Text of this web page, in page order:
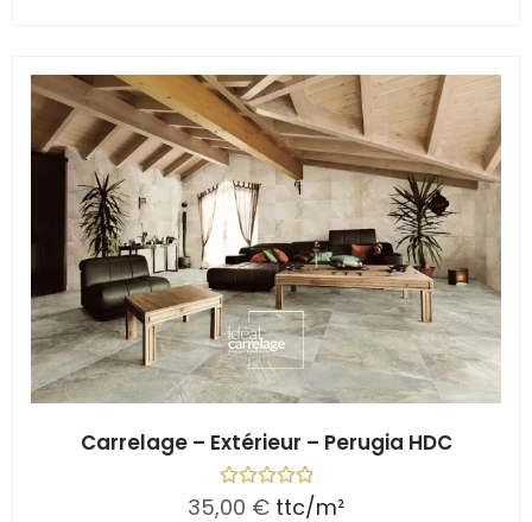
Carrelage – Extérieur – Perugia HDC
N
o
35,00 € ttc/m²